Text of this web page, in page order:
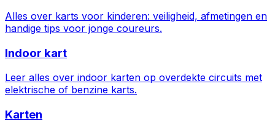
Alles over karts voor kinderen: veiligheid, afmetingen en
handige tips voor jonge coureurs.
Indoor kart
Leer alles over indoor karten op overdekte circuits met
elektrische of benzine karts.
Karten